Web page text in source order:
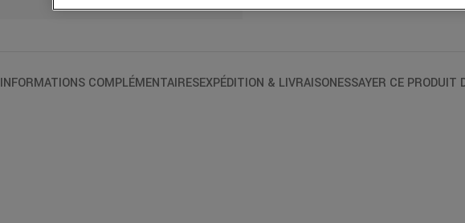
INFORMATIONS COMPLÉMENTAIRESEXPÉDITION & LIVRAISONESSAYER CE PRODUIT